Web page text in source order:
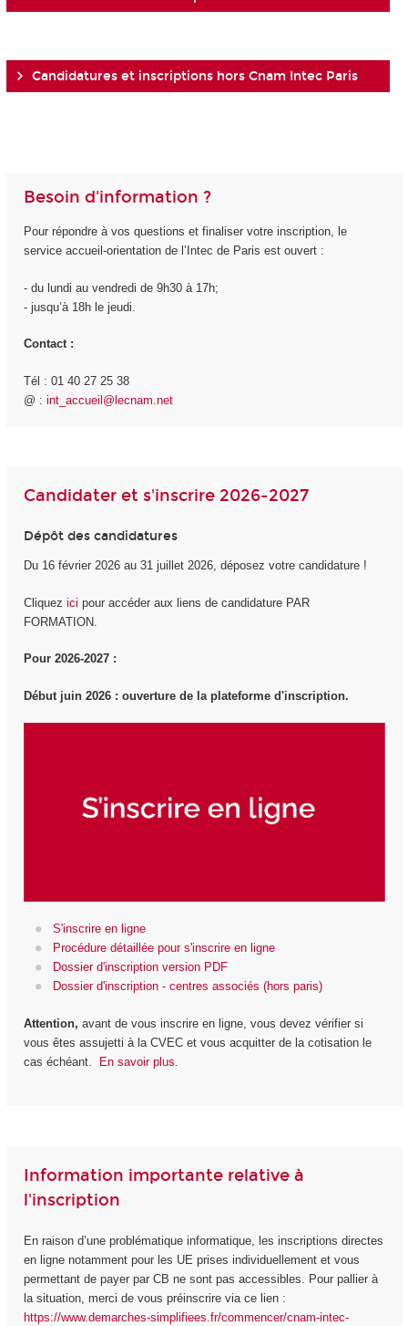
Candidatures et inscriptions hors Cnam Intec Paris
Besoin d'information ?
Pour répondre à vos questions et finaliser votre inscription, le
service accueil-orientation de l’Intec de Paris est ouvert :
- du lundi au vendredi de 9h30 à 17h;
- jusqu’à 18h le jeudi.
Contact :
Tél : 01 40 27 25 38
@ : int_accueil@lecnam.net
Candidater et s'inscrire 2026-2027
Dépôt des candidatures
Du 16 février 2026 au 31 juillet 2026, déposez votre candidature !
Cliquez ici pour accéder aux liens de candidature PAR
FORMATION.
Pour 2026-2027 :
Début juin 2026 : ouverture de la plateforme d'inscription.
S'inscrire en ligne
Procédure détaillée pour s'inscrire en ligne
Dossier d'inscription version PDF
Dossier d'inscription - centres associés (hors paris)
Attention, avant de vous inscrire en ligne, vous devez vérifier si
vous êtes assujetti à la CVEC et vous acquitter de la cotisation le
cas échéant.
En savoir plus.
Information importante relative à
l'inscription
En raison d’une problématique informatique, les inscriptions directes
en ligne notamment pour les UE prises individuellement et vous
permettant de payer par CB ne sont pas accessibles. Pour pallier à
la situation, merci de vous préinscrire via ce lien :
https://www.demarches-simplifiees.fr/commencer/cnam-intec-